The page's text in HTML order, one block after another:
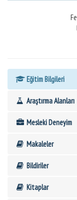
Eğitim Bilgileri
Araştırma Alanları
Mesleki Deneyim
Makaleler
Bildiriler
Kitaplar